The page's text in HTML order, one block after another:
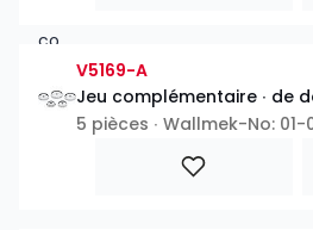
V5169-A
Jeu complémentaire ∙ de
5 pièces ∙ Wallmek-No: 01-